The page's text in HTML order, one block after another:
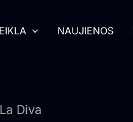
NAUJIENOS
Diva